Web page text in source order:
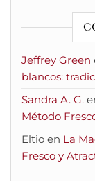
Jeffrey Green
blancos:
Sandra A. G.
Método
Eltio en La
Fresco y